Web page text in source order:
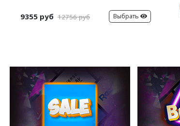
9355 руб 12756 руб Выбрать